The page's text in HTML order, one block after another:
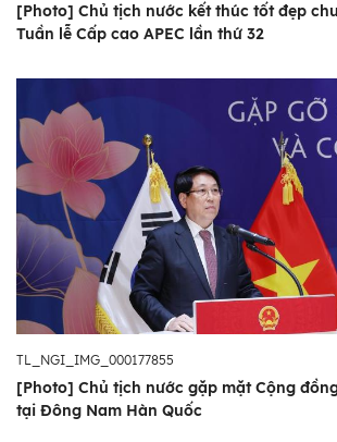
[Photo] Chủ tịch nước kết thúc tốt đẹp
Tuần lễ Cấp cao APEC lần thứ 32
TL_NGI_IMG_000177855
[Photo] Chủ tịch nước gặp mặt Cộng
tại Đông Nam Hàn Quốc